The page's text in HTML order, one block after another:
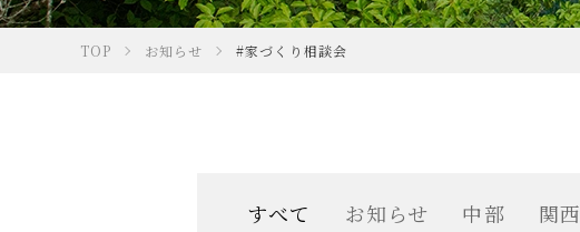
TOP お知らせ #家づくり相談会
すべて お知らせ 中部 関西